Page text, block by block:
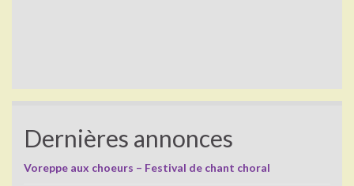
Dernières annonces
Voreppe aux choeurs – Festival de chant choral